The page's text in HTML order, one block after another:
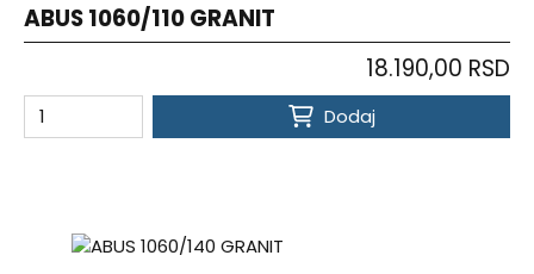
ABUS 1060/110 GRANIT
18.190,00 RSD
Dodaj